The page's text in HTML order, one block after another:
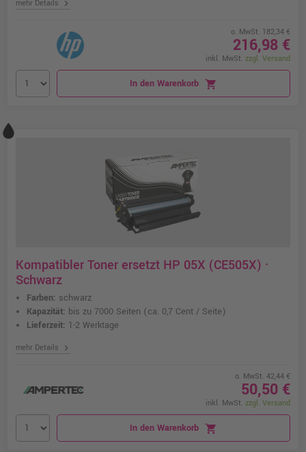
mehr Details chevron_right
o. MwSt. 182,34 €
216,98 €
inkl. MwSt. zzgl. Versand
In den Warenkorb shopping_cart
Kompatibler Toner ersetzt HP 05X (CE505X) ·
Schwarz
Farben: schwarz
Kapazität: bis zu 7000 Seiten (ca. 0,7 Cent / Seite)
Lieferzeit: 1-2 Werktage
mehr Details chevron_right
o. MwSt. 42,44 €
50,50 €
inkl. MwSt. zzgl. Versand
In den Warenkorb shopping_cart